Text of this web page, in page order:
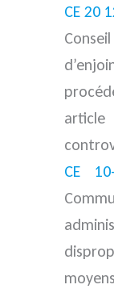
CE 20
article
CE